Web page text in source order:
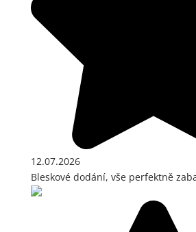
12.07.2026
Bleskové dodání, vše perfektně